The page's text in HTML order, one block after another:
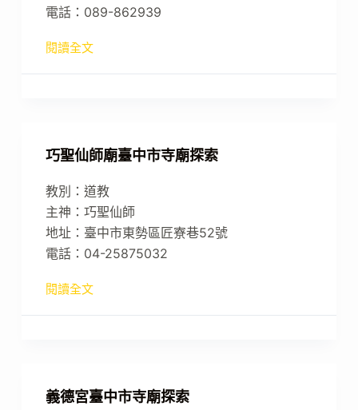
電話：089-862939
閱讀全文
巧聖仙師廟臺中市寺廟探索
教別：道教
主神：巧聖仙師
地址：臺中市東勢區匠寮巷52號
電話：04-25875032
閱讀全文
義德宮臺中市寺廟探索